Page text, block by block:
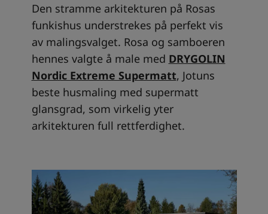
Den stramme arkitekturen på Rosas
funkishus understrekes på perfekt vis
av malingsvalget. Rosa og samboeren
hennes valgte å male med DRYGOLIN
Nordic Extreme Supermatt, Jotuns
beste husmaling med supermatt
glansgrad, som virkelig yter
arkitekturen full rettferdighet.